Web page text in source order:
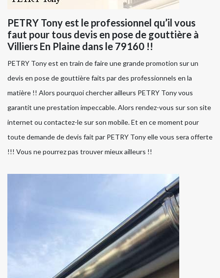
PETRY Tony est le professionnel qu’il vous
faut pour tous devis en pose de gouttière à
Villiers En Plaine dans le 79160 !!
PETRY Tony est en train de faire une grande promotion sur un
devis en pose de gouttière faits par des professionnels en la
matière !! Alors pourquoi chercher ailleurs PETRY Tony vous
garantit une prestation impeccable. Alors rendez-vous sur son site
internet ou contactez-le sur son mobile. Et en ce moment pour
toute demande de devis fait par PETRY Tony elle vous sera offerte
!!! Vous ne pourrez pas trouver mieux ailleurs !!